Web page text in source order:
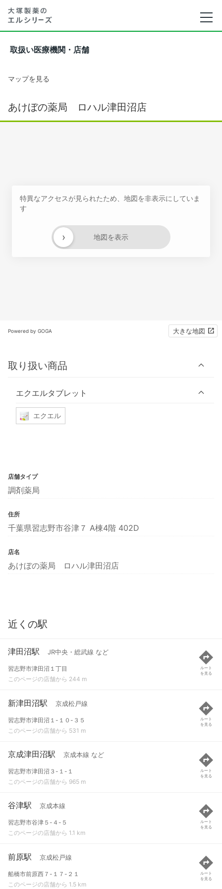
取扱い医療機関・店舗
マップを見る
あけぼの薬局 ロハル津田沼店
特異なアクセスが見られたため、地図を非表示にしていま
す
地図を表示
›
Powered by GOGA 大きな地図
取り扱い商品
エクエルタブレット
エクエル
店舗タイプ
調剤薬局
住所
千葉県習志野市谷津７ A棟4階 402D
店名
あけぼの薬局 ロハル津田沼店
近くの駅
津田沼駅 JR中央・総武線 など
習志野市津田沼１丁目
このページの店舗から 244 m
ルート
を見る
新津田沼駅 京成松戸線
習志野市津田沼１-１０-３５
このページの店舗から 531 m
ルート
を見る
京成津田沼駅 京成本線 など
習志野市津田沼３-１-１
このページの店舗から 965 m
ルート
を見る
谷津駅 京成本線
習志野市谷津５-４-５
このページの店舗から 1.1 km
ルート
を見る
前原駅 京成松戸線
船橋市前原西７-１７-２１
このページの店舗から 1.5 km
ルート
を見る